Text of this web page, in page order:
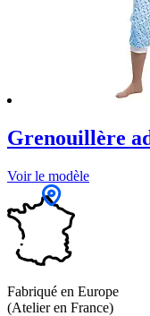
Grenouillère
Voir le modèle
Fabriqué en Europe
(Atelier en France)